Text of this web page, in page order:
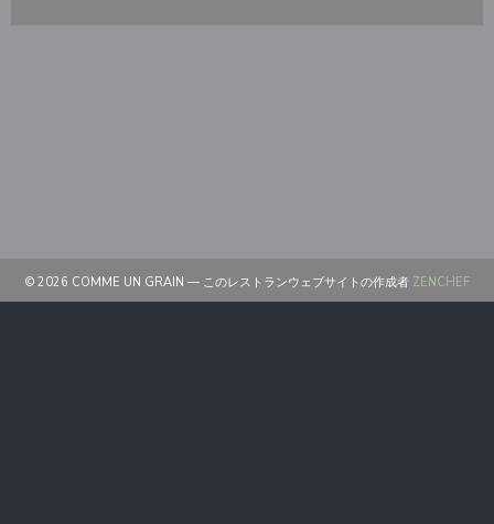
© 2026 COMME UN GRAIN — このレストランウェブサイトの作成者 ZENCHEF((新